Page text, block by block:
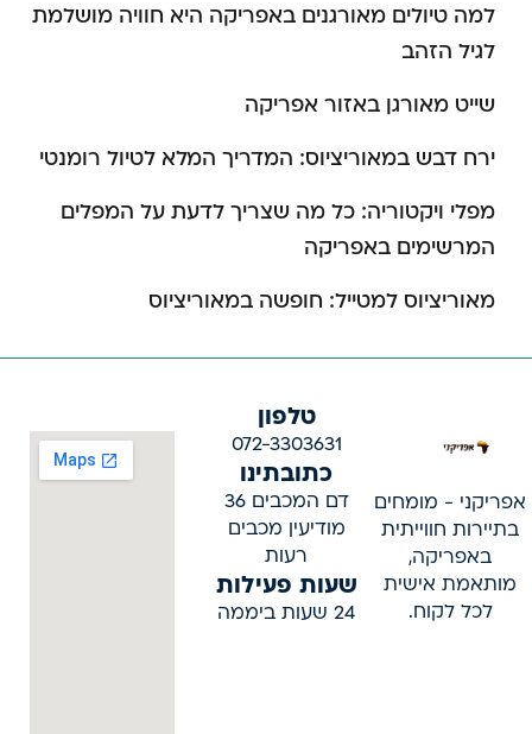
למה טיולים מאורגנים באפריקה היא חוויה מושלמת
לגיל הזהב
שייט מאורגן באזור אפריקה
ירח דבש במאוריציוס: המדריך המלא לטיול רומנטי
מפלי ויקטוריה: כל מה שצריך לדעת על המפלים
המרשימים באפריקה
מאוריציוס למטייל: חופשה במאוריציוס
אפריקני - מומחים
בתיירות חווייתית
באפריקה,
מותאמת אישית
לכל לקוח.
טלפון
072-3303631
כתובתינו
דם המכבים 36
מודיעין מכבים
רעות
שעות פעילות
24 שעות ביממה